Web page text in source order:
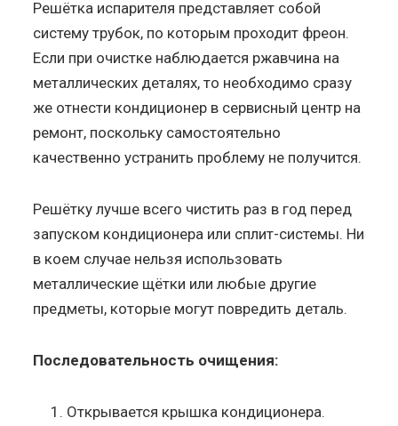
Решётка испарителя представляет собой
систему трубок, по которым проходит фреон.
Если при очистке наблюдается ржавчина на
металлических деталях, то необходимо сразу
же отнести кондиционер в сервисный центр на
ремонт, поскольку самостоятельно
качественно устранить проблему не получится.
Решётку лучше всего чистить раз в год перед
запуском кондиционера или сплит-системы. Ни
в коем случае нельзя использовать
металлические щётки или любые другие
предметы, которые могут повредить деталь.
Последовательность очищения:
Открывается крышка кондиционера.